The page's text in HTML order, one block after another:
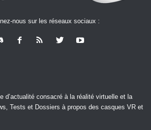
nous sur les réseaux sociaux :
d’actualité consacré à la réalité virtuelle et la
Tests et Dossiers à propos des casques VR et